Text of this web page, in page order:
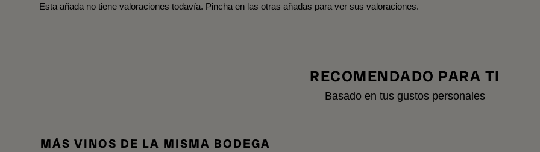
Esta añada no tiene valoraciones todavía. Pincha en las otras añadas para ver sus valoraciones.
RECOMENDADO PARA TI
Basado en tus gustos personales
MÁS VINOS DE LA MISMA BODEGA